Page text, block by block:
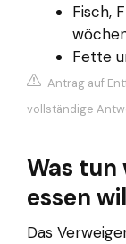
Fisch,
Fette
Antrag auf
vollständige
Was tun
essen
Das